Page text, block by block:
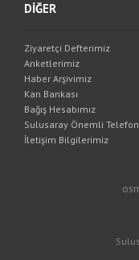
DİĞER
Ziyaretçi Defterimiz
Anketlerimiz
Haber Arşivimiz
Kan Bankası
Bağış Hesabımız
Sulusaray Önemli
İletişim Bilgilerimiz